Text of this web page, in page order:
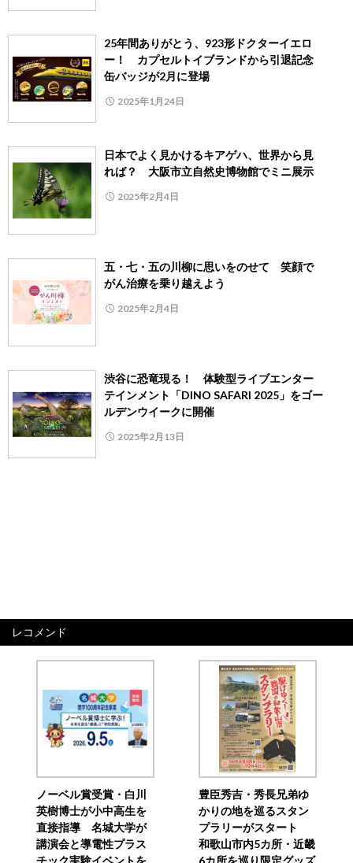
25年間ありがとう、923形ドクターイエロ
ー！ カプセルトイブランドから引退記念
缶バッジが2月に登場
2025年1月24日
日本でよく見かけるキアゲハ、世界から見
れば？ 大阪市立自然史博物館でミニ展示
2025年2月4日
五・七・五の川柳に思いをのせて 笑顔で
がん治療を乗り越えよう
2025年2月4日
渋谷に恐竜現る！ 体験型ライブエンター
テインメント「DINO SAFARI 2025」をゴー
ルデンウイークに開催
2025年2月13日
レコメンド
ノーベル賞受賞・白川
英樹博士が小中高生を
直接指導 名城大学が
講演会と導電性プラス
豊臣秀吉・秀長兄弟ゆ
かりの地を巡るスタン
プラリーがスタート
和歌山市内5カ所・近畿